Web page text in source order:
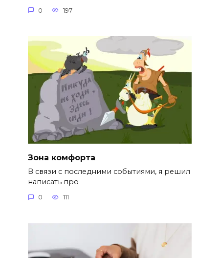
0 197
Зона комфорта
В связи с последними событиями, я решил
написать про
0 111